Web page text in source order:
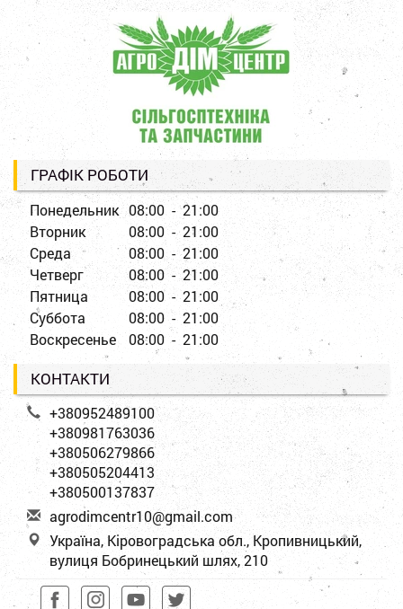
ГРАФІК РОБОТИ
Понедельник 08:00 - 21:00
Вторник
08:00 - 21:00
Среда
08:00 - 21:00
Четверг
08:00 - 21:00
Пятница
08:00 - 21:00
Суббота
08:00 - 21:00
Воскресенье
08:00 - 21:00
КОНТАКТИ
+380952489100
+380981763036
+380506279866
+380505204413
+380500137837
agrodimcentr10@gmail.com
Україна, Кіровоградська обл., Кропивницький,
вулиця Бобринецький шлях, 210